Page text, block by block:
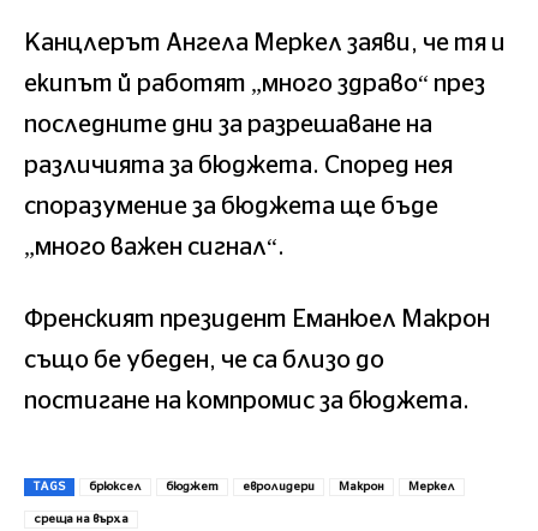
Канцлерът Ангела Меркел заяви, че тя и
екипът й работят „много здраво“ през
последните дни за разрешаване на
различията за бюджета. Според нея
споразумение за бюджета ще бъде
„много важен сигнал“.
Френският президент Еманюел Макрон
също бе убеден, че са близо до
постигане на компромис за бюджета.
TAGS брюксел бюджет евролидери Макрон Меркел
среща на върха